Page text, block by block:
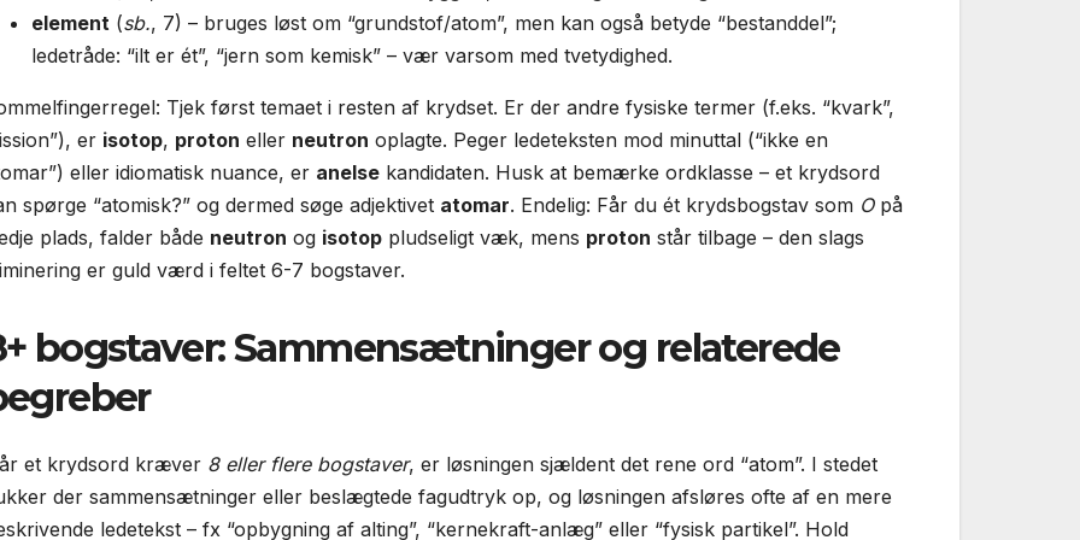
element(sb., 7) – bruges løst om “grundstof/atom”, men kan også betyde “bestanddel”;
ledetråde: “ilt er ét”, “jern som kemisk” – vær varsom med tvetydighed.
Tjek først temaet i resten af krydset. Er der andre fysiske termer (f.eks. “kvark”,
er isotop, proton eller neutron oplagte. Peger ledeteksten mod minuttal (“ikke en
eller idiomatisk nuance, er anelsekandidaten. Husk at bemærke ordklasse – et krydsord
spørge “atomisk?” og dermed søge adjektivet atomar. Endelig: Får du ét krydsbogstav som Opå
plads, falder både neutron og isotoppludseligt væk, mens proton står tilbage – den slags
er guld værd i feltet 6-7 bogstaver.
bogstaver: Sammensætninger og relaterede
et krydsord kræver 8 eller flere bogstaver, er løsningen sjældent det rene ord “atom”. I stedet
der sammensætninger eller beslægtede fagudtryk op, og løsningen afsløres ofte af en mere
ledetekst – fx “opbygning af alting”, “kernekraft-anlæg” eller “fysisk partikel”. Hold